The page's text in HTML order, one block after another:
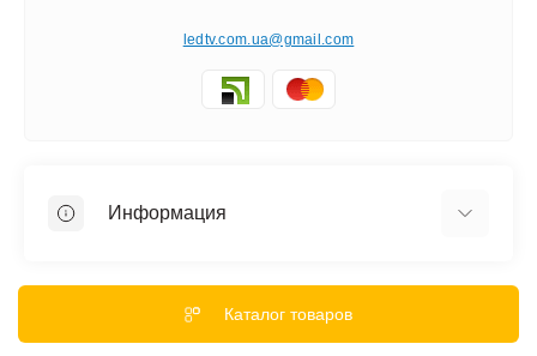
ledtv.com.ua@gmail.com
Информация
Обмен и Возврат
Каталог товаров